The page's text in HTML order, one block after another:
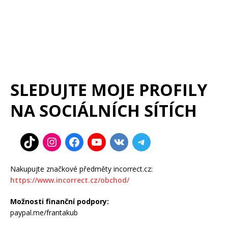
SLEDUJTE MOJE PROFILY
NA SOCIÁLNÍCH SÍTÍCH
Nakupujte značkové předměty incorrect.cz:
https://www.incorrect.cz/obchod/
Možnosti finanční podpory:
paypal.me/frantakub